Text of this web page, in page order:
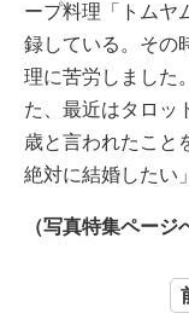
ープ料理「トムヤ
録している。その
理に苦労しました
た、最近はタロッ
歳と言われたこと
絶対に結婚したい
（写真特集ページ